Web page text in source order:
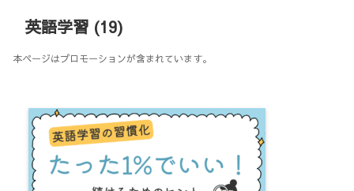
英語学習 (19)
本ページはプロモーションが含まれています。